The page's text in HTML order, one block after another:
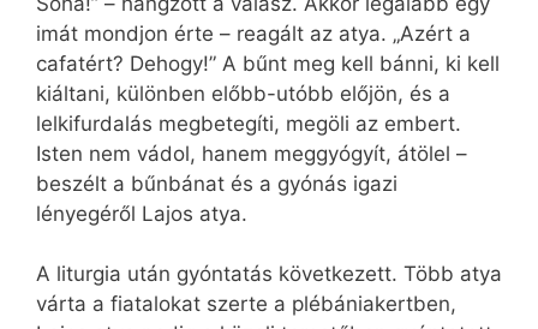
imát mondjon érte – reagált az atya. „Azért a
cafatért? Dehogy!” A bűnt meg kell bánni, ki kell
kiáltani, különben előbb-utóbb előjön, és a
lelkifurdalás megbetegíti, megöli az embert.
Isten nem vádol, hanem meggyógyít, átölel –
beszélt a bűnbánat és a gyónás igazi
lényegéről Lajos atya.
A liturgia után gyóntatás következett. Több atya
várta a fiatalokat szerte a plébániakertben,